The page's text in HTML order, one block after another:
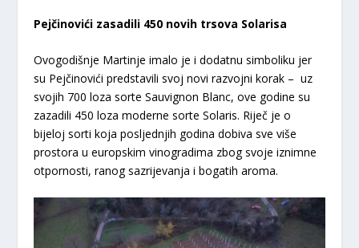
Pejčinovići zasadili 450 novih trsova Solarisa
Ovogodišnje Martinje imalo je i dodatnu simboliku jer
su Pejčinovići predstavili svoj novi razvojni korak – uz
svojih 700 loza sorte Sauvignon Blanc, ove godine su
zazadili 450 loza moderne sorte Solaris. Riječ je o
bijeloj sorti koja posljednjih godina dobiva sve više
prostora u europskim vinogradima zbog svoje iznimne
otpornosti, ranog sazrijevanja i bogatih aroma.